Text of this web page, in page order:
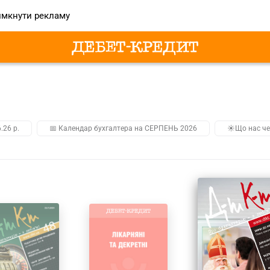
рекламу
р. 📅 Календар бухгалтера на СЕРПЕНЬ 2026 ☀️Що нас